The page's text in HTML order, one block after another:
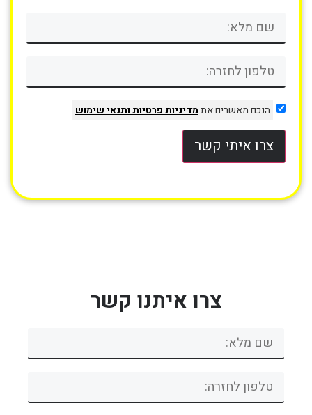
הנכם מאשרים אתמדיניות פרטיותותנאי שימוש
צרו איתי קשר
צרו איתנו קשר